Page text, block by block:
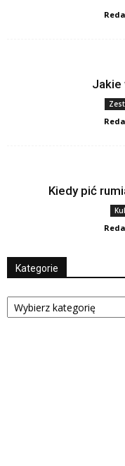
Jakie
Kiedy pić
Kategorie
Kategorie